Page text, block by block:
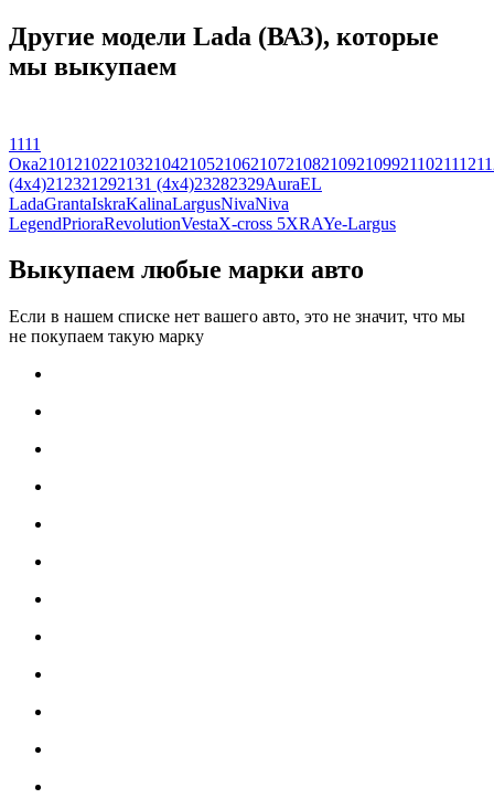
Другие модели Lada (ВАЗ), которые
мы выкупаем
1111
Ока2101 210221032104210521062107210821092109921102111
(4x4)212321292131 (4x4)23282329AuraEL
LadaGrantaIskraKalinaLargusNivaNiva
LegendPrioraRevolutionVestaX-cross 5XRAYe-Largus
Выкупаем любые марки авто
Если в нашем списке нет вашего авто, это не значит, что мы
не покупаем такую марку